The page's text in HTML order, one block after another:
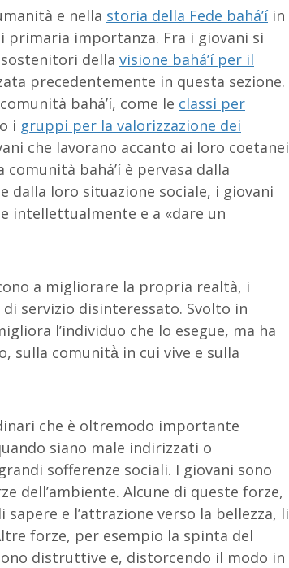
e nella storia della Fede bahá’íin
primaria importanza. Fra i giovani si
della visione bahá’í per il
precedentemente in questa sezione.
bahá’í, come le classi per
o i gruppi per la valorizzazione dei
che lavorano accanto ai loro coetanei
bahá’í è pervasa dalla
dalla loro situazione sociale, i giovani
intellettualmente e a «dare un
a migliorare la propria realtà, i
servizio disinteressato. Svolto in
l’individuo che lo esegue, ma ha
sulla comunità̀ in cui vive e sulla
che è oltremodo importante
siano male indirizzati o
sofferenze sociali. I giovani sono
dell’ambiente. Alcune di queste forze,
e l’attrazione verso la bellezza, li
forze, per esempio la spinta del
distruttive e, distorcendo il modo in